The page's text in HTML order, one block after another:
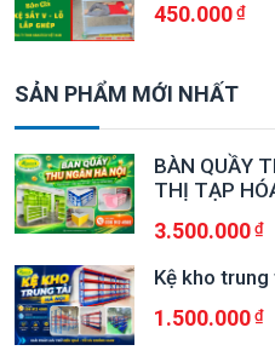
450.000
SẢN PHẨM MỚI NHẤT
BÀN QUẦY
THỊ TẠP
3.500.000
Kệ kho trung
1.500.000